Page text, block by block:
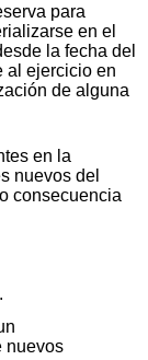
para
en el
la fecha del
al ejercicio en
de alguna
en la
nuevos del
consecuencia
nuevos